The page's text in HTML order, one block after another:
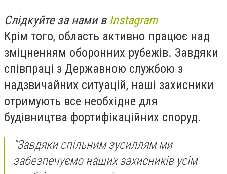
Слідкуйте за нами в Instagram
Крім того, область активно працює над
зміцненням оборонних рубежів. Завдяки
співпраці з Державною службою з
надзвичайних ситуацій, наші захисники
отримують все необхідне для
будівництва фортифікаційних споруд.
"Завдяки спільним зусиллям ми
забезпечуємо наших захисників усім